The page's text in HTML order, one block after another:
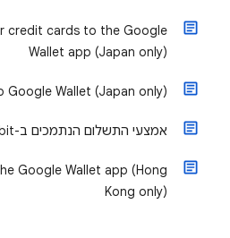
credit cards to the Google
Wallet app (Japan only)
Google Wallet (Japan only)
אמצעי התשלום הנתמכים ב-Fitbit
Google Wallet app (Hong
Kong only)